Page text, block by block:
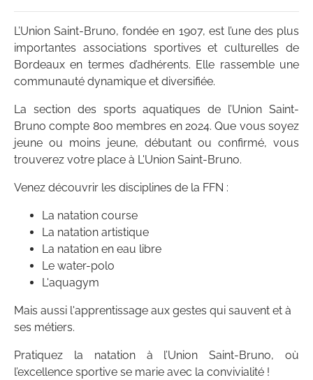
L’Union Saint-Bruno, fondée en 1907, est l’une des plus
importantes associations sportives et culturelles de
Bordeaux en termes d’adhérents. Elle rassemble une
communauté dynamique et diversifiée.
La section des sports aquatiques de l’Union Saint-
Bruno compte 800 membres en 2024. Que vous soyez
jeune ou moins jeune, débutant ou confirmé, vous
trouverez votre place à L'Union Saint-Bruno.
Venez découvrir les disciplines de la FFN :
La natation course
La natation artistique
La natation en eau libre
Le water-polo
L'aquagym
Mais aussi l'apprentissage aux gestes qui sauvent et à
ses métiers.
Pratiquez la natation à l’Union Saint-Bruno, où
l’excellence sportive se marie avec la convivialité !